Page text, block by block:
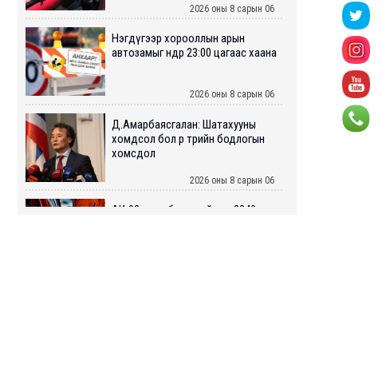
2026 оны 8 сарын 06
Нэгдүгээр хорооллын арын
автозамыг өнөөдөр 23:00 цагаас хаана
2026 оны 8 сарын 06
Д.Амарбаясгалан: Шатахууны
хомдсол бол өөрөө төрийн бодлогын
хомсдол
2026 оны 8 сарын 06
АИ-92 авто бензиний үнэ 2840 төгрөг